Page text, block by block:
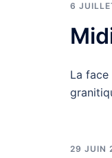
6
La
29 JUIN